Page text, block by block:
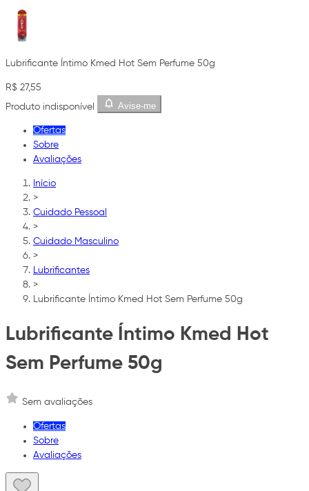
Lubrificante Íntimo Kmed Hot Sem Perfume 50g
R$ 27,55
Produto indisponível
Avise-me
Ofertas
Sobre
Avaliações
Início
>
Cuidado Pessoal
>
Cuidado Masculino
>
Lubrificantes
>
Lubrificante Íntimo Kmed Hot Sem Perfume 50g
Lubrificante Íntimo Kmed Hot
Sem Perfume 50g
Sem avaliações
Ofertas
Sobre
Avaliações